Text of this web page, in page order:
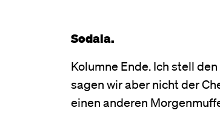
Sodala.
Kolumne Ende. Ich stell
sagen wir aber nicht der
einen anderen